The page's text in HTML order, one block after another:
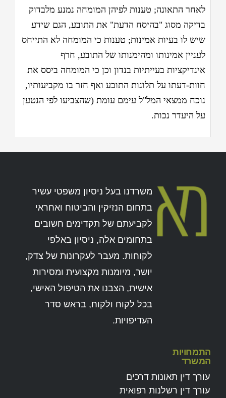
לאחר התאונה; טענות לפיהן המומחה נמנע מלבדוק
בדיקה מסוג "בהיסח הדעת" את התובע, הגם שידע
שיש לו בעיות אמינות; טענות כי המומחה לא התייחס
לעניין אמינותו ומהימנותו של התובע, חרף
אינדיקציות בעייתיות בנדון וכן כי המומחה ביסס את
חוות-דעתו על תלונות התובע ואף חזר בו מקביעותיו,
נוכח ממצאי המל"ל עימם עומת (שהצביעו לפי הנטען
על היעדר נכות.
משרדנו בעל ניסיון משפטי עשיר
בתחום הנזיקין והביטוח ואחראי
לקביעתם של תקדימים חשובים
בתחומים אלה, ניסיון באלפי
לקוחות. מעבר לעקרונות של צדק,
יושר, מיומנות מקצועית ומסירות
אישית, הצבנו את הטיפול האישי,
בכל לקוח ולקוח, בראש סדר
העדיפויות.
התמחויות
המשרד
עורך דין תאונות דרכים
עורך דין רשלנות רפואית